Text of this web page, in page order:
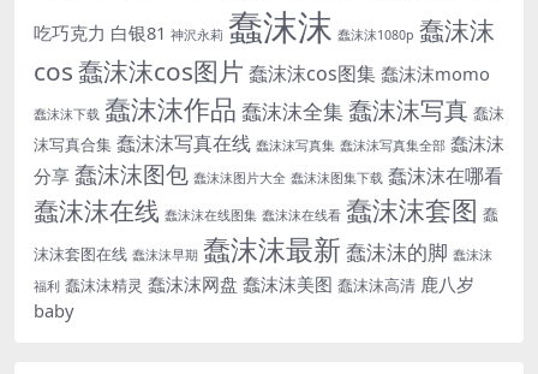
吃巧克力 白银81 神沢永莉 蠢沫沫 蠢沫沫1080p 蠢沫沫
cos蠢沫沫cos图片 蠢沫沫cos图集 蠢沫沫momo
蠢沫沫下载 蠢沫沫作品 蠢沫沫全集蠢沫沫写真 蠢沫
沫写真合集 蠢沫沫写真在线 蠢沫沫写真集 蠢沫沫写真集全部 蠢沫沫
分享 蠢沫沫图包 蠢沫沫图片大全 蠢沫沫图集下载 蠢沫沫在哪看
蠢沫沫在线 蠢沫沫在线图集 蠢沫沫在线看 蠢沫沫套图 蠢
沫沫套图在线 蠢沫沫早期 蠢沫沫最新 蠢沫沫的脚 蠢沫沫
福利 蠢沫沫精灵 蠢沫沫网盘 蠢沫沫美图 蠢沫沫高清 鹿八岁
baby